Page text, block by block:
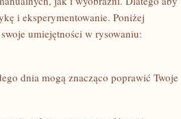
i‍ eksperymentowanie. Poniżej
umiejętności ‌w rysowaniu:
dnia mogą znacząco poprawić Twoje